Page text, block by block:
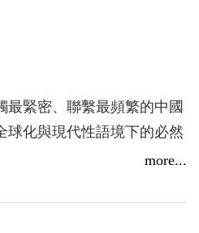
最緊密、聯繫最頻繁的中國
球化與現代性語境下的必然
識。一批優秀的中國學人不
話語、實證研究與歷史典籍
more...